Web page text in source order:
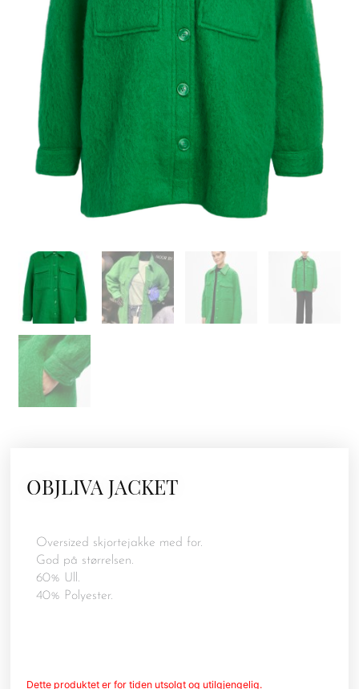
OBJLIVA JACKET
Oversized skjortejakke med for.
God på størrelsen.
60% Ull.
40% Polyester.
Dette produktet er for tiden utsolgt og utilgjengelig.